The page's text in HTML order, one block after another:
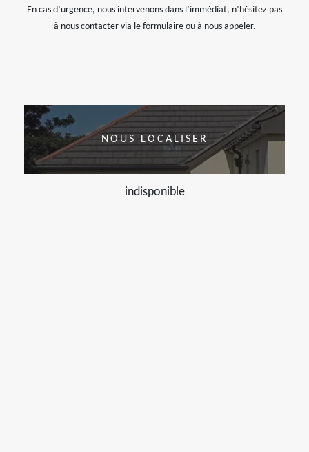
En cas d’urgence, nous intervenons dans l’immédiat, n’hésitez pas
à nous contacter via le formulaire ou à nous appeler.
NOUS LOCALISER
indisponible